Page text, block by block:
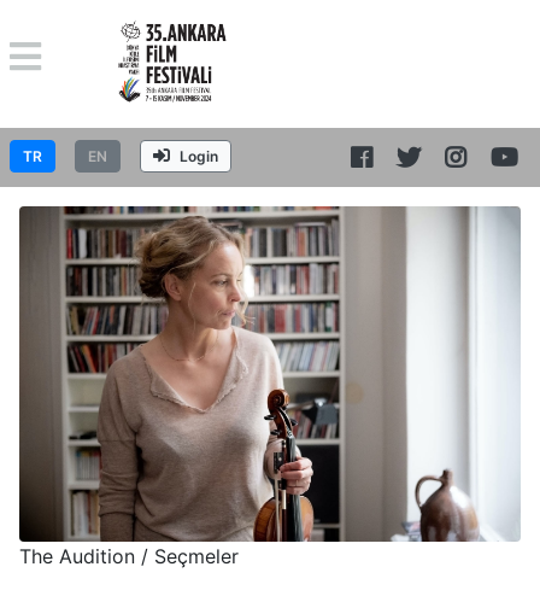
TR EN Login
The Audition / Seçmeler